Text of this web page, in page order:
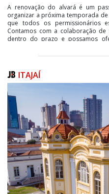
A renovação do alvará é um
organizar a próxima temporada
que todos os permissionários
Contamos com a colaboração
dentro do prazo e possamos
Econômico, Pati Marin.
Mais informações no Setor de
Francisco Pio, nº 537, Bairro
das 12h às 18h ou pelo telefone (47)
ITAJAÍ